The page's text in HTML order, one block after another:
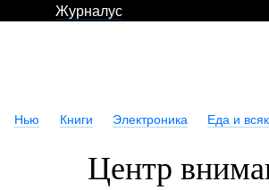
Журналус
Нью Книги Электроника Еда и
Центр